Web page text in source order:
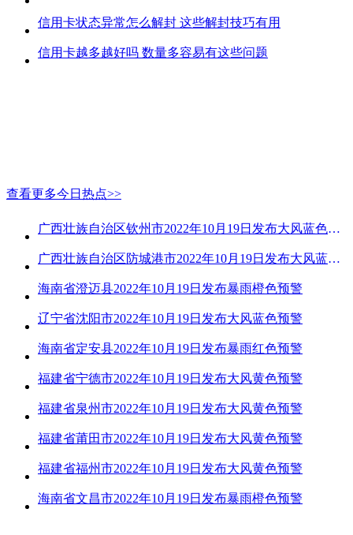
信用卡状态异常怎么解封 这些解封技巧有用
信用卡越多越好吗 数量多容易有这些问题
查看更多今日热点>>
广西壮族自治区钦州市2022年10月19日发布大风蓝色预警
广西壮族自治区防城港市2022年10月19日发布大风蓝色预警
海南省澄迈县2022年10月19日发布暴雨橙色预警
辽宁省沈阳市2022年10月19日发布大风蓝色预警
海南省定安县2022年10月19日发布暴雨红色预警
福建省宁德市2022年10月19日发布大风黄色预警
福建省泉州市2022年10月19日发布大风黄色预警
福建省莆田市2022年10月19日发布大风黄色预警
福建省福州市2022年10月19日发布大风黄色预警
海南省文昌市2022年10月19日发布暴雨橙色预警